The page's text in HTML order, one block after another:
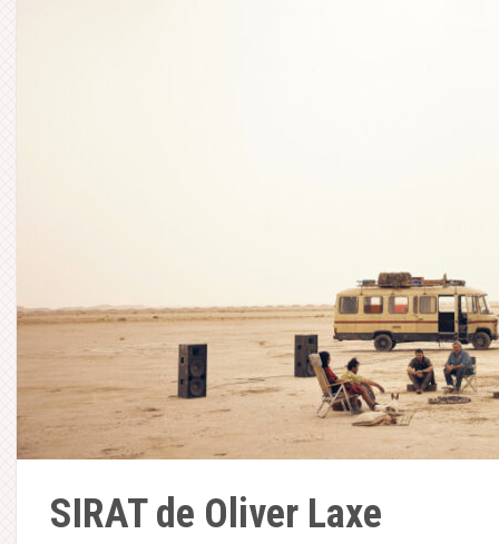
SIRAT de Oliver Laxe